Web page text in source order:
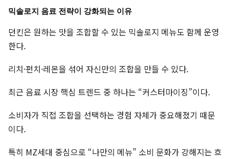
믹솔로지 음료 전략이 강화되는 이유
던킨은 원하는 맛을 조합할 수 있는 믹솔로지 메뉴도 함께 운영
한다.
리치·펀치·레몬을 섞어 자신만의 조합을 만들 수 있다.
최근 음료 시장 핵심 트렌드 중 하나는 “커스터마이징”이다.
소비자가 직접 조합을 선택하는 경험 자체가 중요해졌기 때문
이다.
특히 MZ세대 중심으로 “나만의 메뉴” 소비 문화가 강해지는 흐